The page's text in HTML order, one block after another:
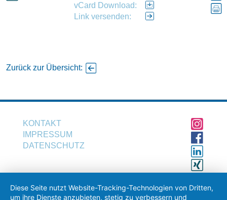
Anschreiben (optional)
vCard Download:
Link versenden:
Zurück zur Übersicht:
KONTAKT
IMPRESSUM
DATENSCHUTZ
Diese Seite nutzt Website-Tracking-Technologien von Dritten,
um ihre Dienste anzubieten, stetig zu verbessern und